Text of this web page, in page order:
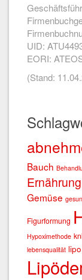
UID:
EORI:
(Stand:
Bauch
Ernährung
Gemüse
Figurformung
Hypoximethode
lebensqualität lipo